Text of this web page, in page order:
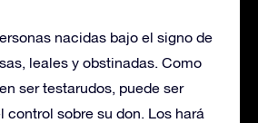
nacidas bajo el signo de
leales y obstinadas. Como
ser testarudos, puede ser
control sobre su don. Los hará